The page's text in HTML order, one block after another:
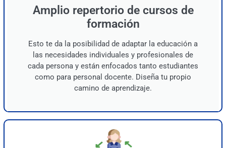
Amplio repertorio de cursos de
formación
Esto te da la posibilidad de adaptar la educación a
las necesidades individuales y profesionales de
cada persona y están enfocados tanto estudiantes
como para personal docente. Diseña tu propio
camino de aprendizaje.